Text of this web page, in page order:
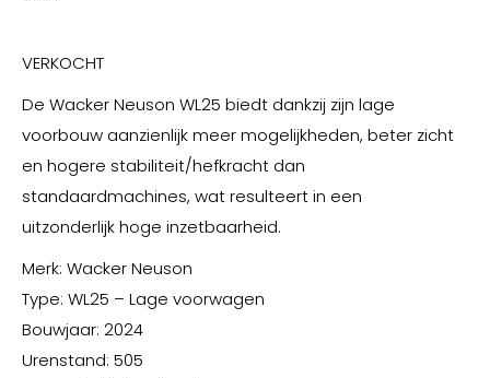
VERKOCHT
De Wacker Neuson WL25 biedt dankzij zijn lage
voorbouw aanzienlijk meer mogelijkheden, beter zicht
en hogere stabiliteit/hefkracht dan
standaardmachines, wat resulteert in een
uitzonderlijk hoge inzetbaarheid.
Merk: Wacker Neuson
Type: WL25 – Lage voorwagen
Bouwjaar: 2024
Urenstand: 505